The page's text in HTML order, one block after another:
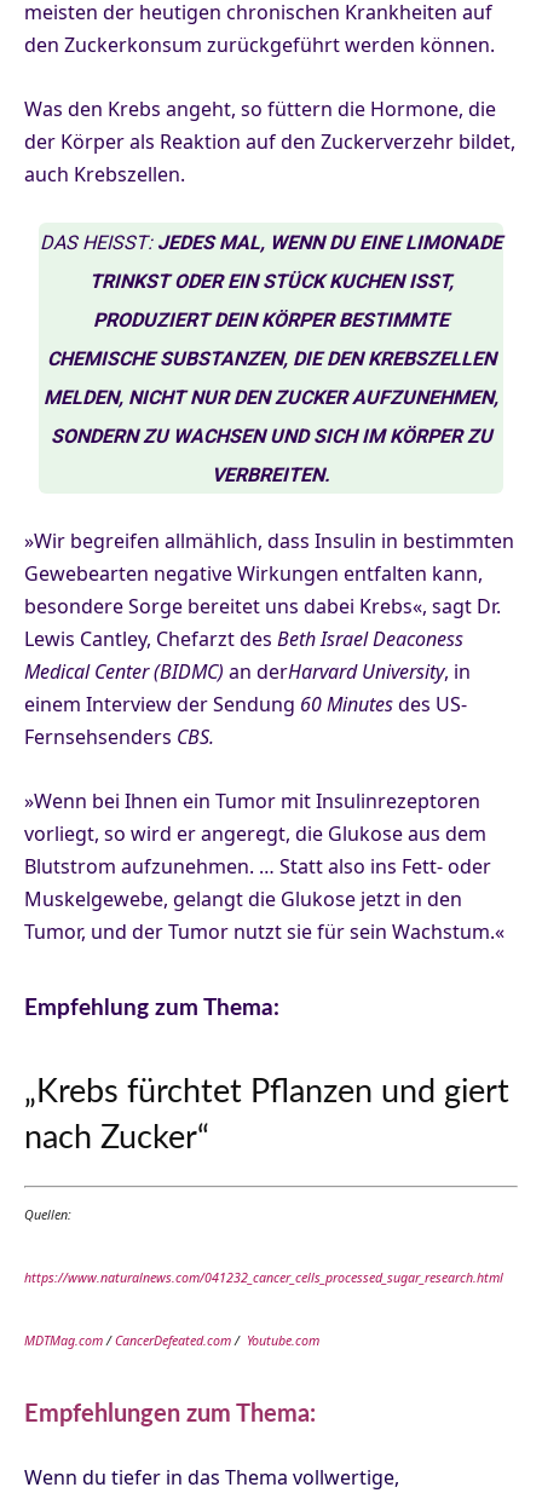
meisten der heutigen chronischen Krankheiten auf
den Zuckerkonsum zurückgeführt werden können.
Was den Krebs angeht, so füttern die Hormone, die
der Körper als Reaktion auf den Zuckerverzehr bildet,
auch Krebszellen.
DAS HEISST: JEDES MAL, WENN DU EINE LIMONADE
TRINKST ODER EIN STÜCK KUCHEN ISST,
PRODUZIERT DEIN KÖRPER BESTIMMTE
CHEMISCHE SUBSTANZEN, DIE DEN KREBSZELLEN
MELDEN, NICHT NUR DEN ZUCKER AUFZUNEHMEN,
SONDERN ZU WACHSEN UND SICH IM KÖRPER ZU
VERBREITEN.
»Wir begreifen allmählich, dass Insulin in bestimmten
Gewebearten negative Wirkungen entfalten kann,
besondere Sorge bereitet uns dabei Krebs«, sagt Dr.
Lewis Cantley, Chefarzt des Beth Israel Deaconess
Medical Center(BIDMC) an derHarvard University, in
einem Interview der Sendung 60 Minutesdes US-
Fernsehsenders CBS.
»Wenn bei Ihnen ein Tumor mit Insulinrezeptoren
vorliegt, so wird er angeregt, die Glukose aus dem
Blutstrom aufzunehmen. … Statt also ins Fett- oder
Muskelgewebe, gelangt die Glukose jetzt in den
Tumor, und der Tumor nutzt sie für sein Wachstum.«
Empfehlung zum Thema:
„Krebs fürchtet Pflanzen und giert
nach Zucker“
Quellen:
https://www.naturalnews.com/041232_cancer_cells_processed_sugar_research.html
MDTMag.com/CancerDefeated.com/ Youtube.com
Empfehlungen zum Thema:
Wenn du tiefer in das Thema vollwertige,